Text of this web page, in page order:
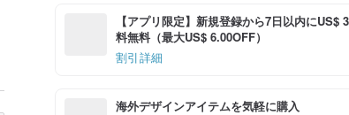
【アプリ限定】新規登録から7日以内にUS$
料無料（最大US$ 6.00OFF）
割引詳細
海外デザインアイテムを気軽に購入